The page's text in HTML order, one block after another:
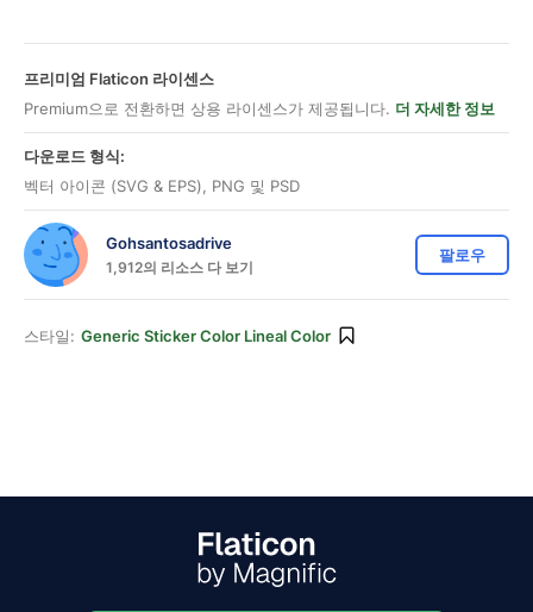
프리미엄 Flaticon 라이센스
Premium으로 전환하면 상용 라이센스가 제공됩니다. 더 자세한 정보
다운로드 형식:
벡터 아이콘 (SVG & EPS), PNG 및 PSD
Gohsantosadrive
1,912의 리소스 다 보기
팔로우
스타일: Generic Sticker Color Lineal Color